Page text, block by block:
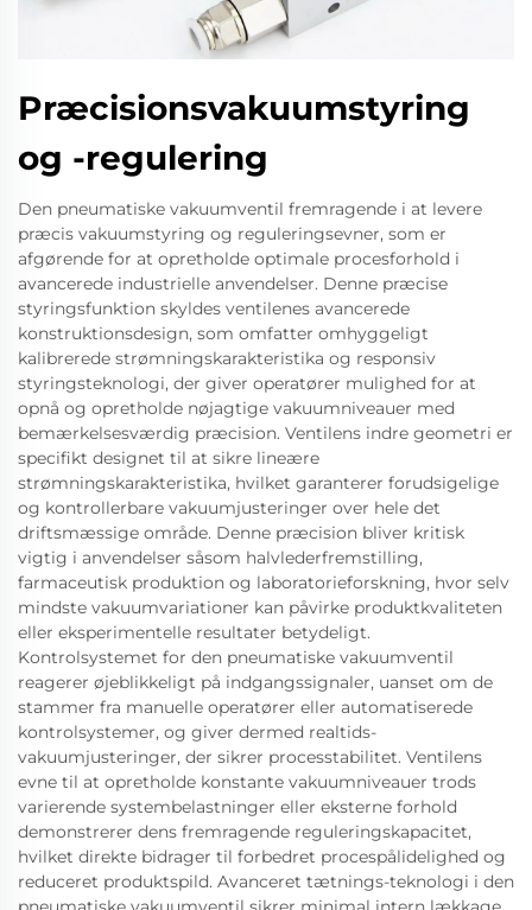
Præcisionsvakuumstyring
og -regulering
Den pneumatiske vakuumventil fremragende i at levere
præcis vakuumstyring og reguleringsevner, som er
afgørende for at opretholde optimale procesforhold i
avancerede industrielle anvendelser. Denne præcise
styringsfunktion skyldes ventilenes avancerede
konstruktionsdesign, som omfatter omhyggeligt
kalibrerede strømningskarakteristika og responsiv
styringsteknologi, der giver operatører mulighed for at
opnå og opretholde nøjagtige vakuumniveauer med
bemærkelsesværdig præcision. Ventilens indre geometri er
specifikt designet til at sikre lineære
strømningskarakteristika, hvilket garanterer forudsigelige
og kontrollerbare vakuumjusteringer over hele det
driftsmæssige område. Denne præcision bliver kritisk
vigtig i anvendelser såsom halvlederfremstilling,
farmaceutisk produktion og laboratorieforskning, hvor selv
mindste vakuumvariationer kan påvirke produktkvaliteten
eller eksperimentelle resultater betydeligt.
Kontrolsystemet for den pneumatiske vakuumventil
reagerer øjeblikkeligt på indgangssignaler, uanset om de
stammer fra manuelle operatører eller automatiserede
kontrolsystemer, og giver dermed realtids-
vakuumjusteringer, der sikrer processtabilitet. Ventilens
evne til at opretholde konstante vakuumniveauer trods
varierende systembelastninger eller eksterne forhold
demonstrerer dens fremragende reguleringskapacitet,
hvilket direkte bidrager til forbedret procespålidelighed og
reduceret produktspild. Avanceret tætnings-teknologi i den